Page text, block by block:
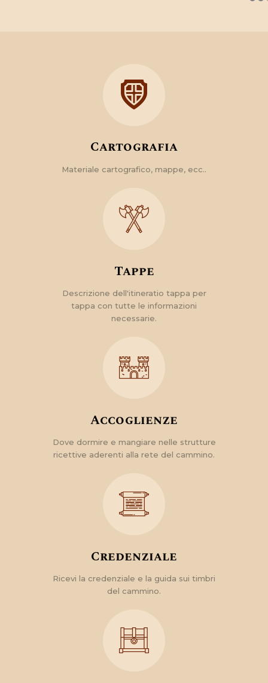
Cartografia
Materiale cartografico, mappe, ecc..
Tappe
Descrizione dell'itineratio tappa per
tappa con tutte le informazioni
necessarie.
Accoglienze
Dove dormire e mangiare nelle strutture
ricettive aderenti alla rete del cammino.
Credenziale
Ricevi la credenziale e la guida sui timbri
del cammino.